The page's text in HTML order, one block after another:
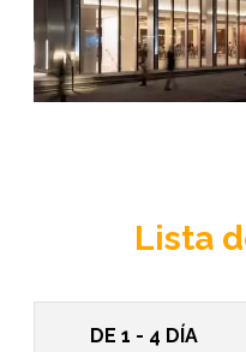
Lista
DE 1 - 4 DÍA